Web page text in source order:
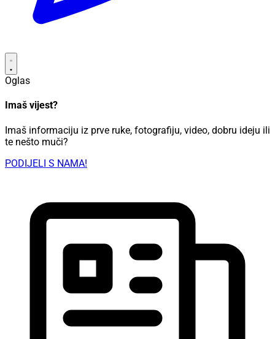
Oglas
Imaš vijest?
Imaš informaciju iz prve ruke, fotografiju, video, dobru ideju ili
te nešto muči?
PODIJELI S NAMA!